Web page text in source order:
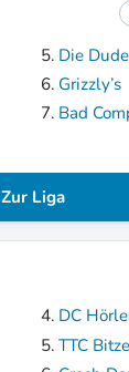
Die
Grizzly’s
Bad
Zur Liga
DC
TTC